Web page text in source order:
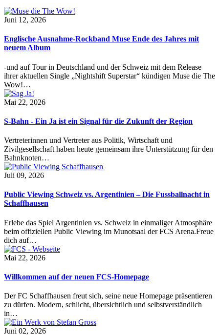
Juni 12, 2026
Englische Ausnahme-Rockband Muse Ende des Jahres mit
neuem Album
-und auf Tour in Deutschland und der Schweiz mit dem Release
ihrer aktuellen Single „Nightshift Superstar“ kündigen Muse die The
Wow!…
Mai 22, 2026
S-Bahn - Ein Ja ist ein Signal für die Zukunft der Region
Vertreterinnen und Vertreter aus Politik, Wirtschaft und
Zivilgesellschaft haben heute gemeinsam ihre Unterstützung für den
Bahnknoten…
Juli 09, 2026
Public Viewing Schweiz vs. Argentinien – Die Fussballnacht in
Schaffhausen
Erlebe das Spiel Argentinien vs. Schweiz in einmaliger Atmosphäre
beim offiziellen Public Viewing im Munotsaal der FCS Arena.Freue
dich auf…
Mai 22, 2026
Willkommen auf der neuen FCS-Homepage
Der FC Schaffhausen freut sich, seine neue Homepage präsentieren
zu dürfen. Modern, schlicht, übersichtlich und selbstverständlich
in…
Juni 02, 2026